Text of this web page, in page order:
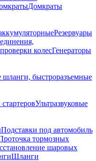
Домкраты
Резервуары
колесГенераторы
быстроразъемные
Ультразвуковые
Подставки под автомобиль
тормозных
шаровых
Шланги